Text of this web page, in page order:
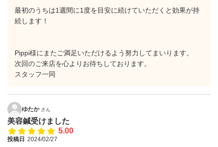
最初のうちは1週間に1度を目安に続けていただくと効果が持
続します！
Pippi様にまたご満足いただけるよう努力してまいります。
次回のご来店を心よりお待ちしております。
スタッフ一同
ゆたか さん
美容鍼受けました
5.00
投稿日 2024/02/27